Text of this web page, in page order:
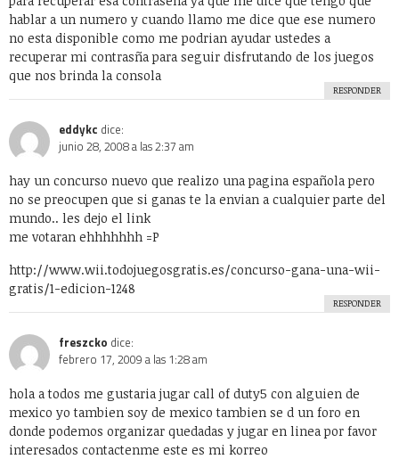
hablar a un numero y cuando llamo me dice que ese numero
no esta disponible como me podrian ayudar ustedes a
recuperar mi contrasña para seguir disfrutando de los juegos
que nos brinda la consola
RESPONDER
eddykc dice:
junio 28, 2008 a las 2:37 am
hay un concurso nuevo que realizo una pagina española pero
no se preocupen que si ganas te la envian a cualquier parte del
mundo.. les dejo el link
me votaran ehhhhhhh =P
http://www.wii.todojuegosgratis.es/concurso-gana-una-wii-
gratis/1-edicion-1248
RESPONDER
freszcko dice:
febrero 17, 2009 a las 1:28 am
hola a todos me gustaria jugar call of duty5 con alguien de
mexico yo tambien soy de mexico tambien se d un foro en
donde podemos organizar quedadas y jugar en linea por favor
interesados contactenme este es mi korreo